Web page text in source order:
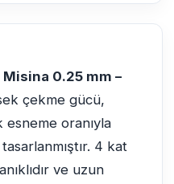
Misina 0.25 mm –
çekme gücü,
oranıyla
4 kat
ve uzun